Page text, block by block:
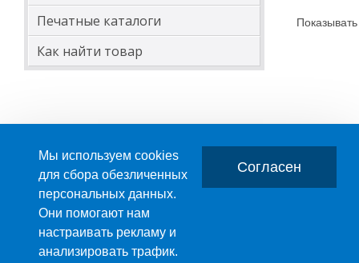
Печатные каталоги
Как найти товар
ПРОИЗВОДСТВО ПЛАСТМАССОВЫХ ИЗДЕЛИЙ
Мы используем cookies
для сбора обезличенных
персональных данных.
Они помогают нам
настраивать рекламу и
анализировать трафик.
Согласен